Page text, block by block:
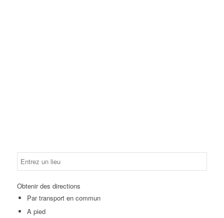
Obtenir des directions
Par transport en commun
A pied